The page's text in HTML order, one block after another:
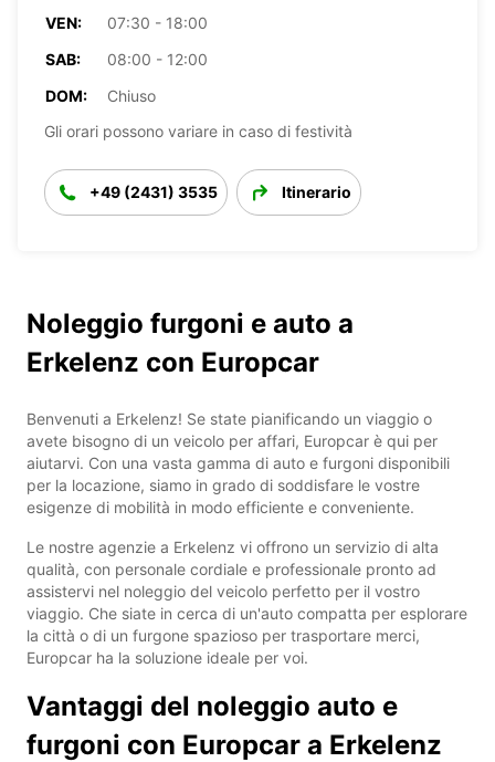
VEN:
07:30 - 18:00
SAB:
08:00 - 12:00
DOM:
Chiuso
Gli orari possono variare in caso di festività
+49 (2431) 3535 Itinerario
Noleggio furgoni e auto a
Erkelenz con Europcar
Benvenuti a Erkelenz! Se state pianificando un viaggio o
avete bisogno di un veicolo per affari, Europcar è qui per
aiutarvi. Con una vasta gamma di auto e furgoni disponibili
per la locazione, siamo in grado di soddisfare le vostre
esigenze di mobilità in modo efficiente e conveniente.
Le nostre agenzie a Erkelenz vi offrono un servizio di alta
qualità, con personale cordiale e professionale pronto ad
assistervi nel noleggio del veicolo perfetto per il vostro
viaggio. Che siate in cerca di un'auto compatta per esplorare
la città o di un furgone spazioso per trasportare merci,
Europcar ha la soluzione ideale per voi.
Vantaggi del noleggio auto e
furgoni con Europcar a Erkelenz